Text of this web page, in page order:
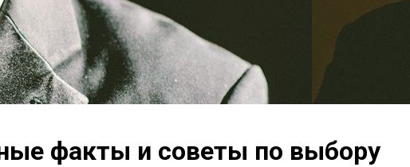
факты и советы по выбору